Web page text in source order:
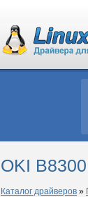
OKI
Каталог драйверов »